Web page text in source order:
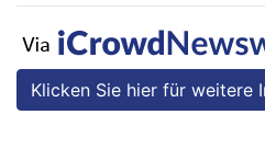
Klicken Sie hier für weitere